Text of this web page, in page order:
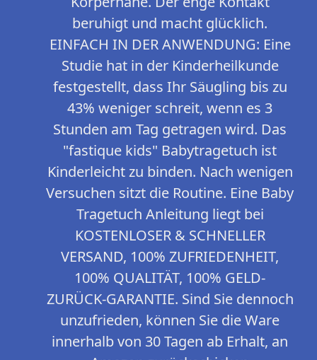
beruhigt und macht glücklich.
EINFACH IN DER ANWENDUNG: Eine
Studie hat in der Kinderheilkunde
festgestellt, dass Ihr Säugling bis zu
43% weniger schreit, wenn es 3
Stunden am Tag getragen wird. Das
"fastique kids" Babytragetuch ist
Kinderleicht zu binden. Nach wenigen
Versuchen sitzt die Routine. Eine Baby
Tragetuch Anleitung liegt bei
KOSTENLOSER & SCHNELLER
VERSAND, 100% ZUFRIEDENHEIT,
100% QUALITÄT, 100% GELD-
ZURÜCK-GARANTIE. Sind Sie dennoch
unzufrieden, können Sie die Ware
innerhalb von 30 Tagen ab Erhalt, an